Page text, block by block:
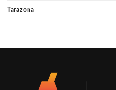
Tarazona